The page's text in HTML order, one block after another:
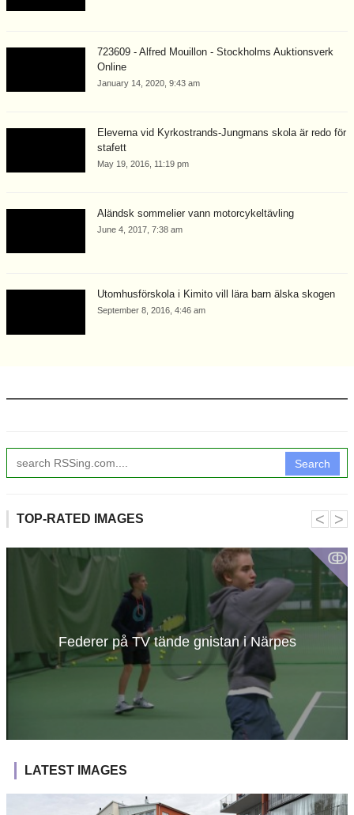
723609 - Alfred Mouillon - Stockholms Auktionsverk
Online
January 14, 2020, 9:43 am
Eleverna vid Kyrkostrands-Jungmans skola är redo för
stafett
May 19, 2016, 11:19 pm
Åländsk sommelier vann motorcykeltävling
June 4, 2017, 7:38 am
Utomhusförskola i Kimito vill lära barn älska skogen
September 8, 2016, 4:46 am
Search
TOP-RATED IMAGES
ↂ
Federer på TV tände gnistan i Närpes
˂ ˃
LATEST IMAGES